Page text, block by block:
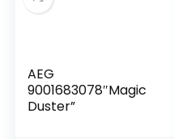
AEG
9001683078″Magic
Duster”